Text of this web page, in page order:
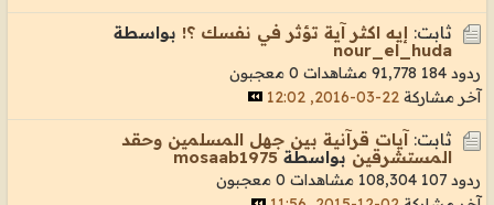
ثابت: إيه اكثر آية تؤثر في نفسك ؟! بواسطة
nour_el_huda
ردود 184 91,778 مشاهدات
0 معجبون
آخر مشاركة 22-03-2016, 12:02
ثابت: آيات قرآنية بين جهل المسلمين وحقد
المستشرقين بواسطةmosaab1975
ردود 107 108,304 مشاهدات
0 معجبون